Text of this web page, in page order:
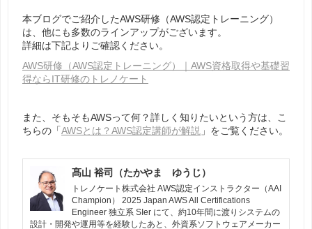
本ブログでご紹介したAWS研修（AWS認定トレーニング）
は、他にも多数のラインアップがございます。
詳細は下記よりご確認ください。
AWS研修（AWS認定トレーニング）｜AWS資格取得や基礎習
得ならIT研修のトレノケート
また、そもそもAWSって何？詳しく知りたいという方は、こ
ちらの「AWSとは？AWS認定講師が解説 」をご覧ください。
髙山 裕司（たかやま ゆうじ）
トレノケート株式会社 AWS認定インストラクター（AAI
Champion） 2025 Japan AWS All Certifications
Engineer 独立系 SIer にて、約10年間に渡りシステムの
設計・開発や運用等を経験したあと、外資系ソフトウェアメーカー